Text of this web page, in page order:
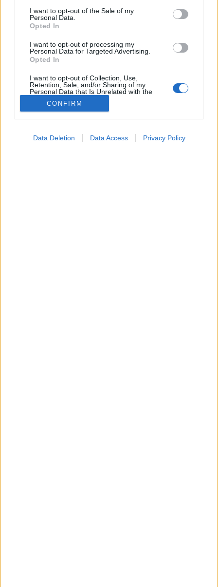
consent section.
I want to opt-out of the Sale of my
Personal Data.
Opted In
I want to opt-out of processing my
Personal Data for Targeted Advertising.
Opted In
I want to opt-out of Collection, Use,
Retention, Sale, and/or Sharing of my
Personal Data that Is Unrelated with the
Purposes for which it was collected.
Opted Out
CONFIRM
Data Deletion Data Access Privacy Policy